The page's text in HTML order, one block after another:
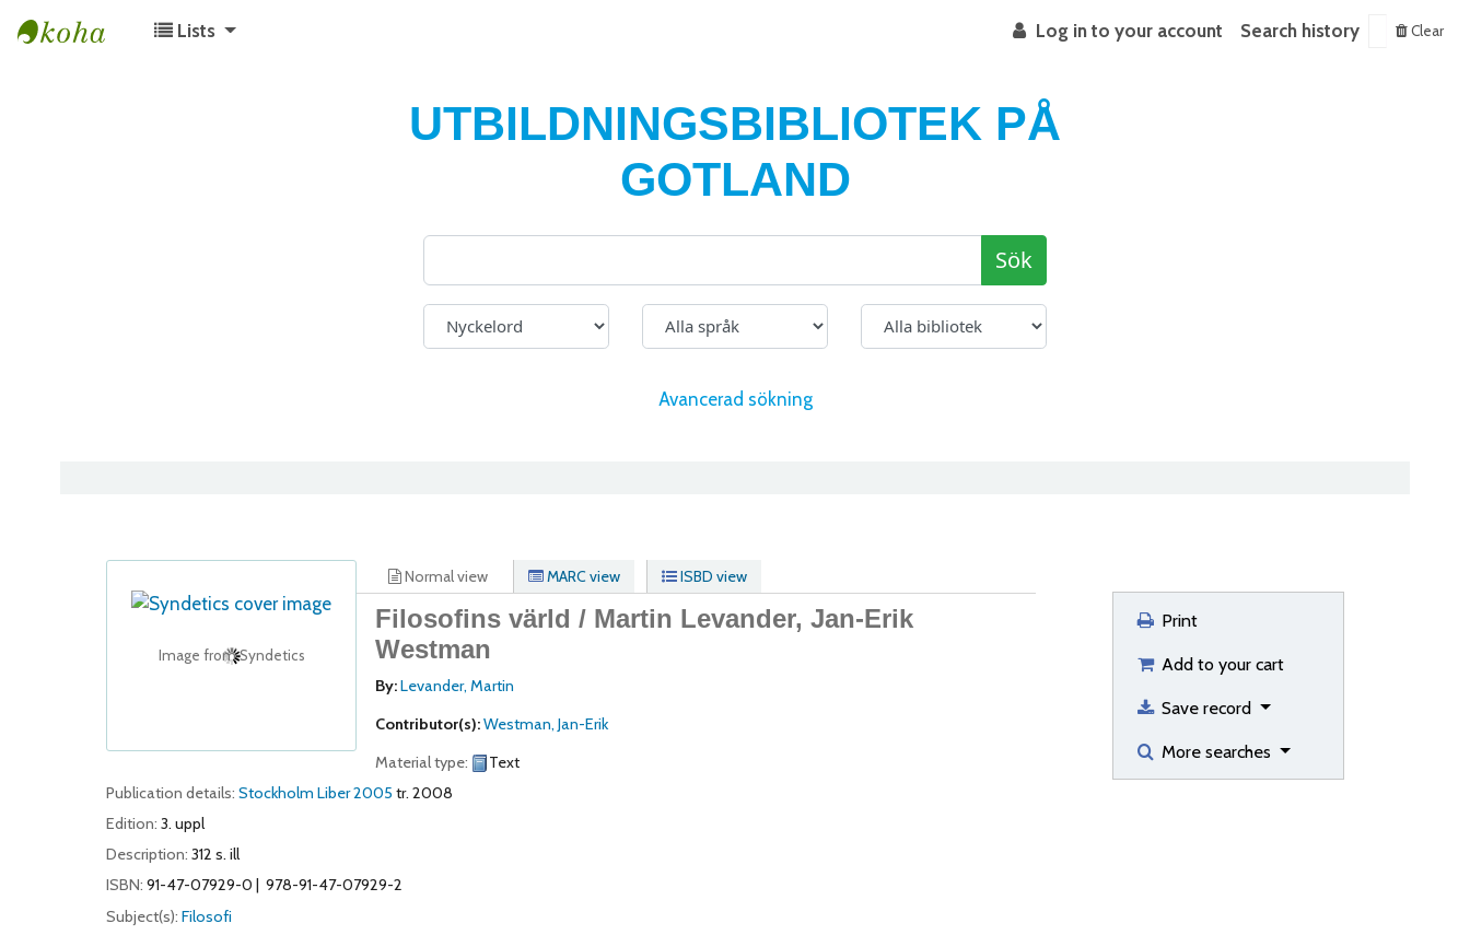
Lists Log in to your account Search history Clear
UTBILDNINGSBIBLIOTEK PÅ
GOTLAND
Sök
Avancerad sökning
Image from Syndetics
Normal view MARC view ISBD view
Filosofins värld / Martin Levander, Jan-Erik
Westman
By:Levander, Martin
Contributor(s):Westman, Jan-Erik
Material type:
Text
Publication details: Stockholm Liber2005 tr. 2008
Edition: 3. uppl
Description: 312 s. ill
ISBN: 91-47-07929-0
978-91-47-07929-2
Subject(s): Filosofi
Print
Add to your cart
Save record
More searches